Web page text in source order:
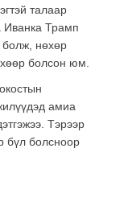
талаар
Иванка Трамп
болж, нөхөр
болсон юм.
амиа
Тэрээр
бүл болсноор